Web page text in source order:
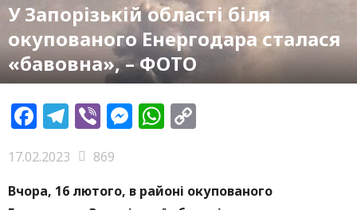
У Запорізькій області біля
окупованого Енергодара сталася
«бавовна», – ФОТО
Facebook
Telegram
ViberMessenger
WhatsApp
17.02.2023
869
Вчора, 16 лютого, в районі окупованого